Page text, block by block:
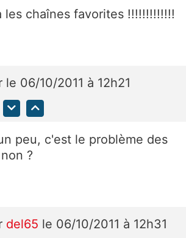
les chaînes favorites !!!!!!!!!!!!!
le 06/10/2011 à 12h21
peu, c'est le problème des
?
del65 le 06/10/2011 à 12h31